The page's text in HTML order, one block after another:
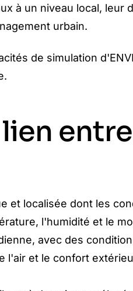
à un niveau local, leur
urbain.
de simulation
et localisée dont les
l'humidité et le
avec des
l'air et le confort